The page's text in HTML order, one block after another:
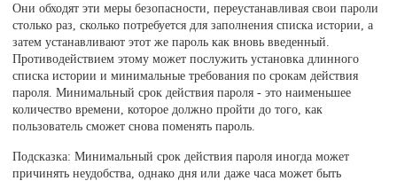
Они обходят эти меры безопасности, переустанавливая свои пароли
столько раз, сколько потребуется для заполнения списка истории, а
затем устанавливают этот же пароль как вновь введенный.
Противодействием этому может послужить установка длинного
списка истории и минимальные требования по срокам действия
пароля. Минимальный срок действия пароля - это наименьшее
количество времени, которое должно пройти до того, как
пользователь сможет снова поменять пароль.
Подсказка: Минимальный срок действия пароля иногда может
причинять неудобства, однако дня или даже часа может быть